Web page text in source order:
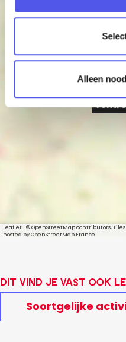
Alleen
Yentl
−
Leaflet | © OpenStreetMap contributors,
hosted by OpenStreetMap France
Dit vind je vast ook
Soortgelijke